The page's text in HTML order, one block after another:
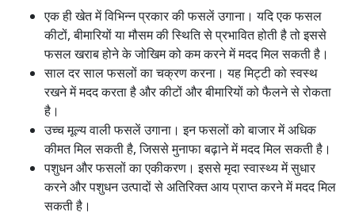
एक ही खेत में विभिन्न प्रकार की फसलें उगाना। यदि एक फसल
कीटों, बीमारियों या मौसम की स्थिति से प्रभावित होती है तो इससे
फसल खराब होने के जोखिम को कम करने में मदद मिल सकती है।
साल दर साल फसलों का चक्रण करना। यह मिट्टी को स्वस्थ
रखने में मदद करता है और कीटों और बीमारियों को फैलने से रोकता
है।
उच्च मूल्य वाली फसलें उगाना। इन फसलों को बाजार में अधिक
कीमत मिल सकती है, जिससे मुनाफा बढ़ाने में मदद मिल सकती है।
पशुधन और फसलों का एकीकरण। इससे मृदा स्वास्थ्य में सुधार
करने और पशुधन उत्पादों से अतिरिक्त आय प्राप्त करने में मदद मिल
सकती है।